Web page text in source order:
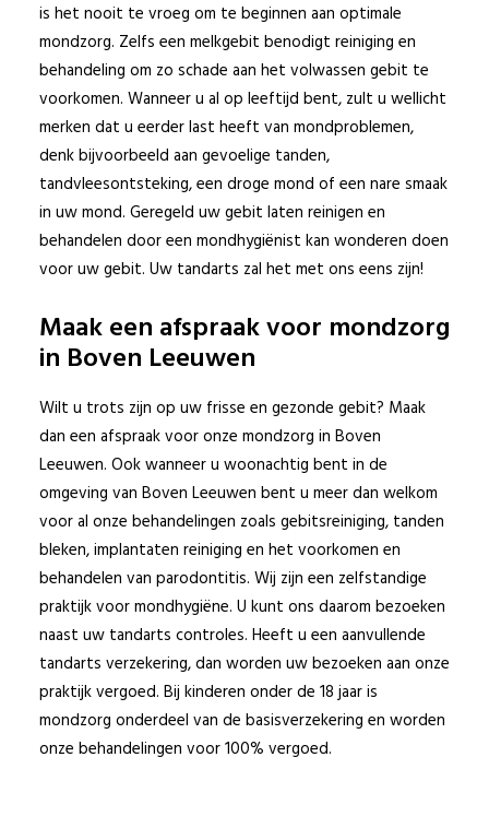
is het nooit te vroeg om te beginnen aan optimale
mondzorg. Zelfs een melkgebit benodigt reiniging en
behandeling om zo schade aan het volwassen gebit te
voorkomen. Wanneer u al op leeftijd bent, zult u wellicht
merken dat u eerder last heeft van mondproblemen,
denk bijvoorbeeld aan gevoelige tanden,
tandvleesontsteking, een droge mond of een nare smaak
in uw mond. Geregeld uw gebit laten reinigen en
behandelen door een mondhygiënist kan wonderen doen
voor uw gebit. Uw tandarts zal het met ons eens zijn!
Maak een afspraak voor mondzorg
in Boven Leeuwen
Wilt u trots zijn op uw frisse en gezonde gebit? Maak
dan een afspraak voor onze mondzorg in Boven
Leeuwen. Ook wanneer u woonachtig bent in de
omgeving van Boven Leeuwen bent u meer dan welkom
voor al onze behandelingen zoals gebitsreiniging, tanden
bleken, implantaten reiniging en het voorkomen en
behandelen van parodontitis. Wij zijn een zelfstandige
praktijk voor mondhygiëne. U kunt ons daarom bezoeken
naast uw tandarts controles. Heeft u een aanvullende
tandarts verzekering, dan worden uw bezoeken aan onze
praktijk vergoed. Bij kinderen onder de 18 jaar is
mondzorg onderdeel van de basisverzekering en worden
onze behandelingen voor 100% vergoed.